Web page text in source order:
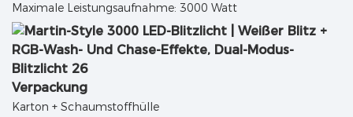
Maximale Leistungsaufnahme: 3000 Watt
Verpackung
Karton + Schaumstoffhülle